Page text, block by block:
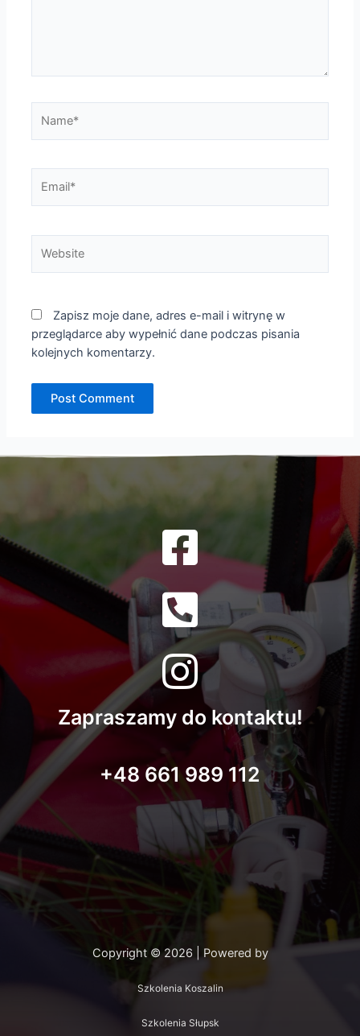
Zapisz moje dane, adres e-mail i witrynę w
przeglądarce aby wypełnić dane podczas pisania
kolejnych komentarzy.
Zapraszamy do kontaktu!
+48 661 989 112
Copyright © 2026 | Powered by
Szkolenia Koszalin
Szkolenia Słupsk